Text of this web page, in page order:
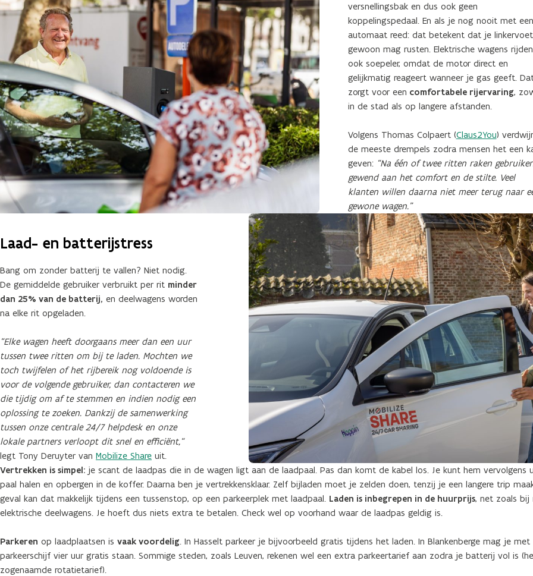
versnellingsbak en dus ook geen
koppelingspedaal. En als je nog nooit met een
automaat reed: dat betekent dat je linkervoet
gewoon mag rusten. Elektrische wagens rijden
ook soepeler, omdat de motor direct en
gelijkmatig reageert wanneer je gas geeft.
zorgt voor een comfortabele rijervaring,
in de stad als op langere afstanden.
Volgens Thomas Colpaert (Claus2You)
de meeste drempels zodra mensen het een
geven: “Na één of twee ritten raken
gewend aan het comfort en de stilte. Veel
klanten willen daarna niet meer terug naar
gewone wagen.”
Laad- en batterijstress
Bang om zonder batterij te vallen? Niet nodig.
De gemiddelde gebruiker verbruikt per rit minder
dan 25% van de batterij, en deelwagens worden
na elke rit opgeladen.
“Elke wagen heeft doorgaans meer dan een uur
tussen twee ritten om bij te laden. Mochten we
toch twijfelen of het rijbereik nog voldoende is
voor de volgende gebruiker, dan contacteren we
die tijdig om af te stemmen en indien nodig een
oplossing te zoeken. Dankzij de samenwerking
tussen onze centrale 24/7 helpdesk en onze
lokale partners verloopt dit snel en efficiënt,“
legt Tony Deruyter van Mobilize Share uit.
Vertrekken is simpel: je scant de laadpas die in de wagen ligt aan de laadpaal. Pas dan komt de kabel los. Je kunt hem vervolgens
paal halen en opbergen in de koffer. Daarna ben je vertrekkensklaar. Zelf bijladen moet je zelden doen, tenzij je een langere trip
geval kan dat makkelijk tijdens een tussenstop, op een parkeerplek met laadpaal. Laden is inbegrepen in de huurprijs, net zoals bij
elektrische deelwagens. Je hoeft dus niets extra te betalen. Check wel op voorhand waar de laadpas geldig is.
Parkeren op laadplaatsen is vaak voordelig. In Hasselt parkeer je bijvoorbeeld gratis tijdens het laden. In Blankenberge mag je met
parkeerschijf vier uur gratis staan. Sommige steden, zoals Leuven, rekenen wel een extra parkeertarief aan zodra je batterij vol is
zogenaamde rotatietarief).